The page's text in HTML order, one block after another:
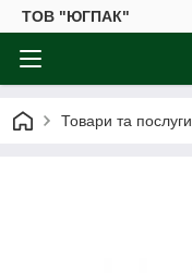
ТОВ "ЮГПАК"
Товари та послуги